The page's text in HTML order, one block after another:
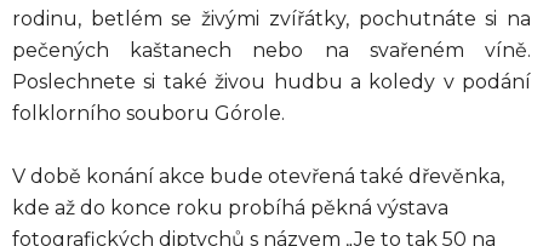
rodinu, betlém se živými zvířátky, pochutnáte si na
pečených kaštanech nebo na svařeném víně.
Poslechnete si také živou hudbu a koledy v podání
folklorního souboru Górole.
V době konání akce bude otevřená také dřevěnka,
kde až do konce roku probíhá pěkná výstava
fotografických diptychů s názvem „Je to tak 50 na